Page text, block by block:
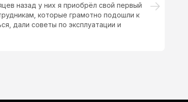
назад у них я приобрёл свой первый
которые грамотно подошли к
дали советы по эксплуатации и